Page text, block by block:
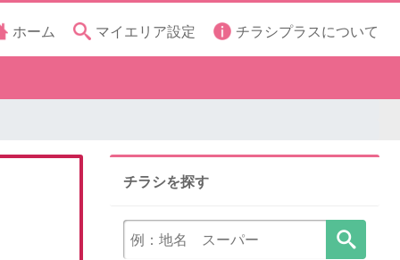
ホーム マイエリア設定 チラシプラスについて
チラシを探す